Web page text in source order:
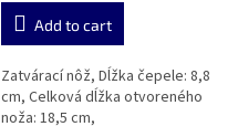
Add to cart
Zatvárací nôž, Dĺžka čepele: 8,8
cm, Celková dĺžka otvoreného
noža: 18,5 cm,